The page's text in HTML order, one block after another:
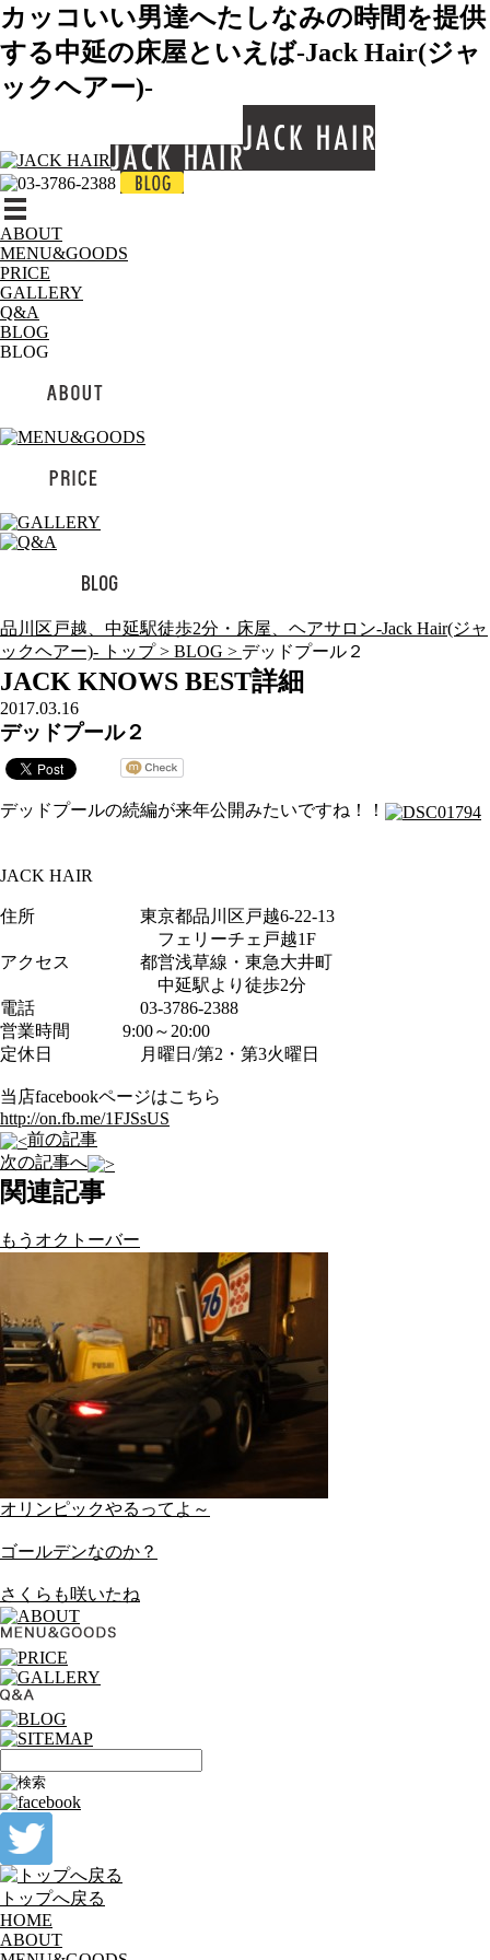
カッコいい男達へたしなみの時間を提供
する中延の床屋といえば-Jack Hair(ジャ
ックヘアー)-
ABOUT
MENU&GOODS
PRICE
GALLERY
Q&A
BLOG
BLOG
品川区戸越、中延駅徒歩2分・床屋、ヘアサロン-Jack Hair(ジャ
ックヘアー)- トップ > BLOG > デッドプール２
JACK KNOWS BEST詳細
2017.03.16
デッドプール２
デッドプールの続編が来年公開みたいですね！！
JACK HAIR
住所 東京都品川区戸越6-22-13
フェリーチェ戸越1F
アクセス 都営浅草線・東急大井町
中延駅より徒歩2分
電話 03-3786-2388
営業時間 9:00～20:00
定休日 月曜日/第2・第3火曜日
当店facebookページはこちら
http://on.fb.me/1FJSsUS
前の記事
次の記事へ
関連記事
もうオクトーバー
オリンピックやるってよ～
ゴールデンなのか？
さくらも咲いたね
トップへ戻る
HOME
ABOUT